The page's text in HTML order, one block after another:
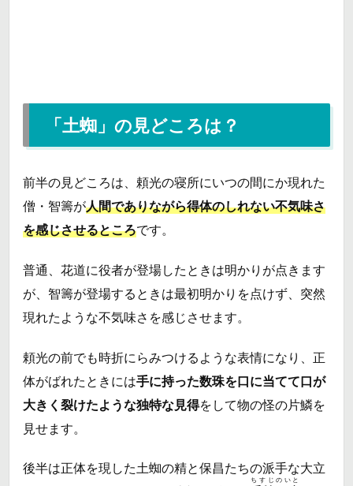
「土蜘」の見どころは？
前半の見どころは、頼光の寝所にいつの間にか現れた
僧・智籌が人間でありながら得体のしれない不気味さ
を感じさせるところです。
普通、花道に役者が登場したときは明かりが点きます
が、智籌が登場するときは最初明かりを点けず、突然
現れたような不気味さを感じさせます。
頼光の前でも時折にらみつけるような表情になり、正
体がばれたときには手に持った数珠を口に当てて口が
大きく裂けたような独特な見得をして物の怪の片鱗を
見せます。
後半は正体を現した土蜘の精と保昌たちの派手な大立
ちすじのいと